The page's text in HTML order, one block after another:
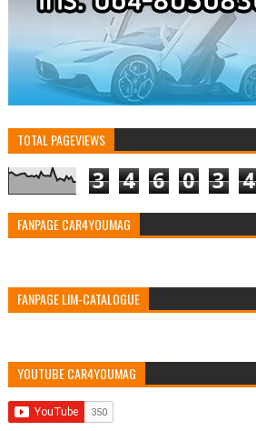
TOTAL PAGEVIEWS
3 4 6 0 3 4
FANPAGE CAR4YOUMAG
FANPAGE LIM-CATALOGUE
YOUTUBE CAR4YOUMAG